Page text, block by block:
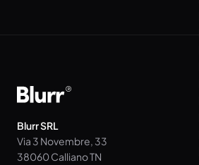
Blurr SRL
Via 3 Novembre, 33
38060 Calliano TN